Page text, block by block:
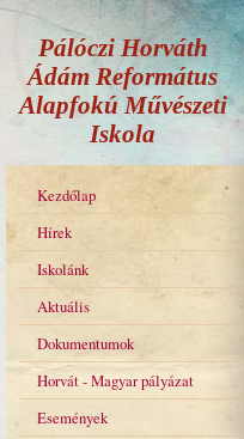
Pálóczi Horváth
Ádám Református
Alapfokú Művészeti
Iskola
Kezdőlap
Hírek
Iskolánk
Aktuális
Dokumentumok
Horvát - Magyar pályázat
Események